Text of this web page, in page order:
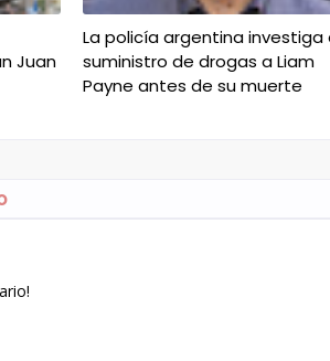
Juan
La policía argentina investiga
suministro de drogas a Liam
Payne antes de su muerte